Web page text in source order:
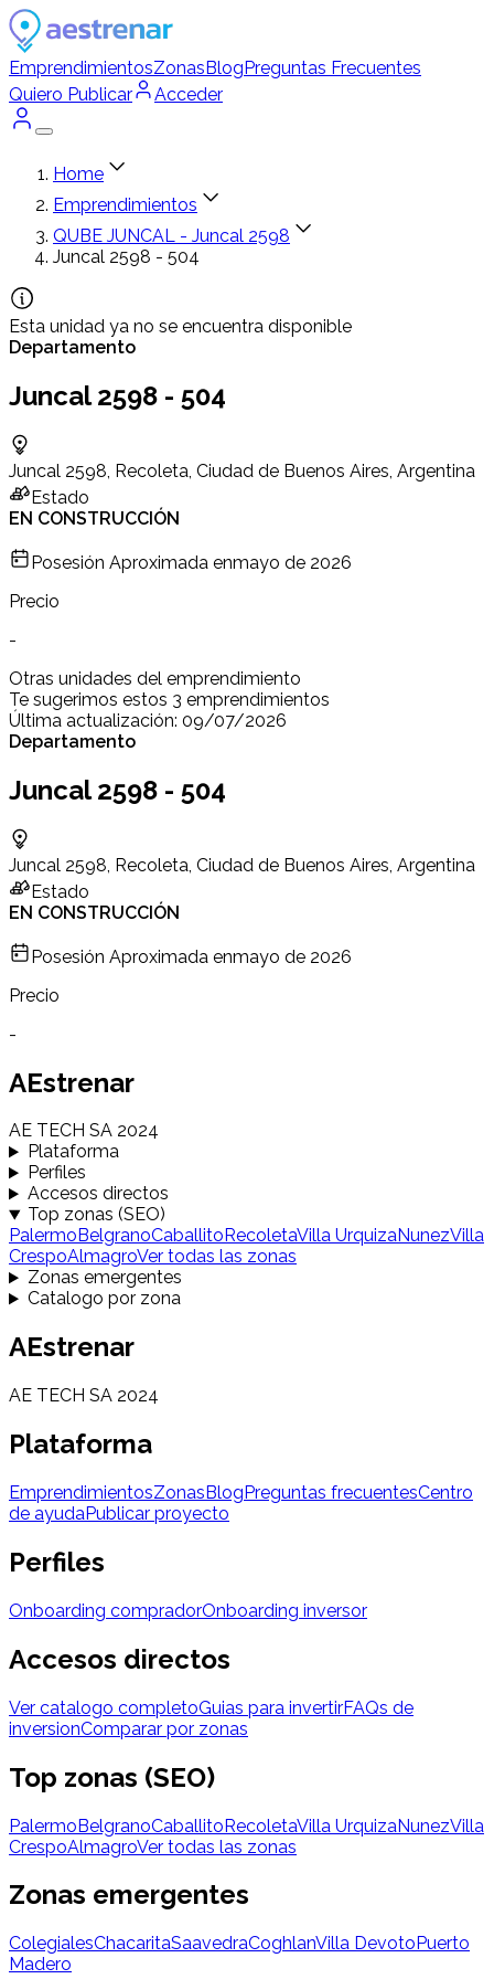
EmprendimientosZonasBlogPreguntas Frecuentes
Quiero Publicar
Acceder
Home
Emprendimientos
QUBE JUNCAL - Juncal 2598
Juncal 2598 - 504
Esta unidad ya no se encuentra disponible
Departamento
Juncal 2598 - 504
Juncal 2598, Recoleta, Ciudad de Buenos Aires, Argentina
Estado
EN CONSTRUCCIÓN
Posesión Aproximada enmayo de 2026
Precio
-
Otras unidades del emprendimiento
Te sugerimos estos 3 emprendimientos
Última actualización: 09/07/2026
Departamento
Juncal 2598 - 504
Juncal 2598, Recoleta, Ciudad de Buenos Aires, Argentina
Estado
EN CONSTRUCCIÓN
Posesión Aproximada enmayo de 2026
Precio
-
AEstrenar
AE TECH SA 2024
Plataforma
Perfiles
Accesos directos
Top zonas (SEO)
Palermo BelgranoCaballito RecoletaVilla UrquizaNunezVilla
CrespoAlmagroVer todas las zonas
Zonas emergentes
Catalogo por zona
AEstrenar
AE TECH SA 2024
Plataforma
EmprendimientosZonasBlogPreguntas frecuentesCentro
de ayudaPublicar proyecto
Perfiles
Onboarding compradorOnboarding inversor
Accesos directos
Ver catalogo completoGuias para invertirFAQs de
inversionComparar por zonas
Top zonas (SEO)
PalermoBelgranoCaballitoRecoletaVilla UrquizaNunezVilla
CrespoAlmagroVer todas las zonas
Zonas emergentes
ColegialesChacaritaSaavedraCoghlanVilla Devoto Puerto
Madero